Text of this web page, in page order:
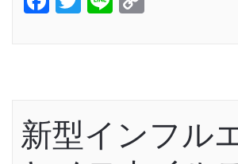
新型インフル